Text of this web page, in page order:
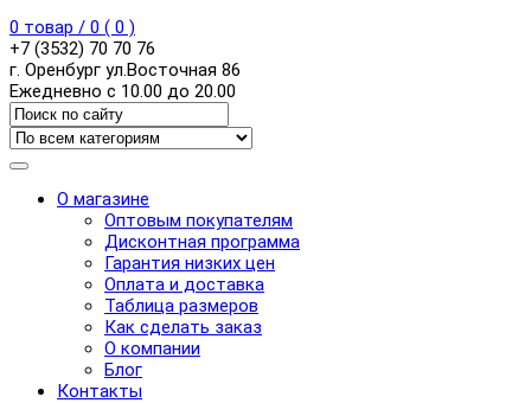
0 товар / 0 ( 0 )
+7 (3532) 70 70 76
г. Оренбург ул.Восточная 86
Ежедневно с 10.00 до 20.00
О магазине
Оптовым покупателям
Дисконтная программа
Гарантия низких цен
Оплата и доставка
Таблица размеров
Как сделать заказ
О компании
Блог
Контакты